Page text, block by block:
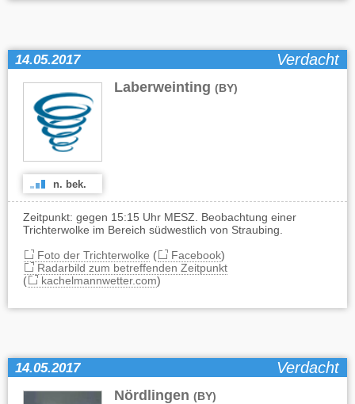
14.05.2017 Verdacht
Laberweinting (BY)
n. bek.
Zeitpunkt: gegen 15:15 Uhr MESZ. Beobachtung einer
Trichterwolke im Bereich südwestlich von Straubing.
Foto der Trichterwolke ( Facebook)
Radarbild zum betreffenden Zeitpunkt
(
kachelmannwetter.com)
14.05.2017 Verdacht
Nördlingen (BY)